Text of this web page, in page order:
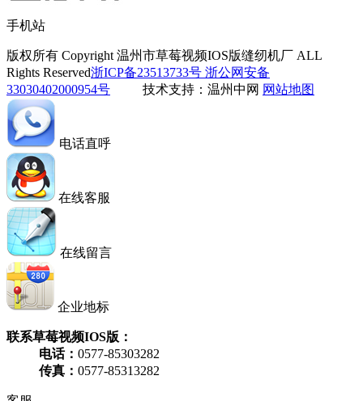
手机站
版权所有 Copyright 温州市草莓视频IOS版缝纫机厂 ALL
Rights Reserved浙ICP备23513733号 浙公网安备
33030402000954号
技术支持：温州中网 网站地图
电话直呼
在线客服
在线留言
企业地标
联系草莓视频IOS版：
电话： 0577-85303282
传真： 0577-85313282